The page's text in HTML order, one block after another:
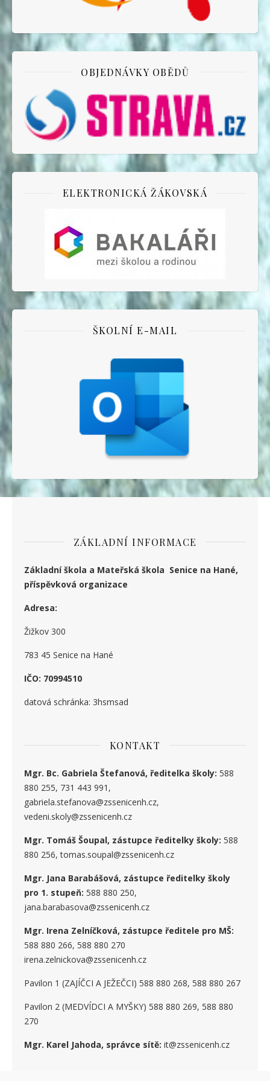
OBJEDNÁVKY OBĚDŮ
ELEKTRONICKÁ ŽÁKOVSKÁ
ŠKOLNÍ E-MAIL
ZÁKLADNÍ INFORMACE
Základní škola a Mateřská škola Senice na Hané,
příspěvková organizace
Adresa:
Žižkov 300
783 45 Senice na Hané
IČO: 70994510
datová schránka: 3hsmsad
KONTAKT
Mgr. Bc. Gabriela Štefanová, ředitelka školy: 588
880 255, 731 443 991,
gabriela.stefanova@zssenicenh.cz,
vedeni.skoly@zssenicenh.cz
Mgr. Tomáš Šoupal, zástupce ředitelky školy: 588
880 256, tomas.soupal@zssenicenh.cz
Mgr. Jana Barabášová, zástupce ředitelky školy
pro 1. stupeň: 588 880 250,
jana.barabasova@zssenicenh.cz
Mgr. Irena Zelníčková, zástupce ředitele pro MŠ:
588 880 266, 588 880 270
irena.zelnickova@zssenicenh.cz
Pavilon 1 (ZAJÍČCI A JEŽEČCI) 588 880 268, 588 880 267
Pavilon 2 (MEDVÍDCI A MYŠKY) 588 880 269, 588 880
270
Mgr. Karel Jahoda, správce sítě: it@zssenicenh.cz